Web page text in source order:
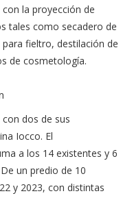
la proyección de
tales como secadero de
fieltro, destilación de
de cosmetología.
dos de sus
Iocco. El
a los 14 existentes y 6
un predio de 10
y 2023, con distintas